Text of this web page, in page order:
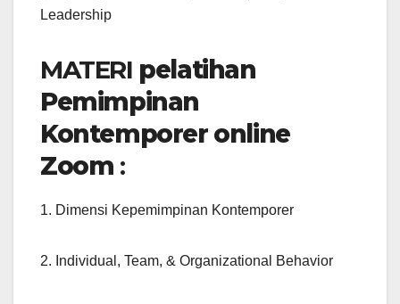
Leadership
MATERI pelatihan
Pemimpinan
Kontemporer online
Zoom :
1. Dimensi Kepemimpinan Kontemporer
2. Individual, Team, & Organizational Behavior